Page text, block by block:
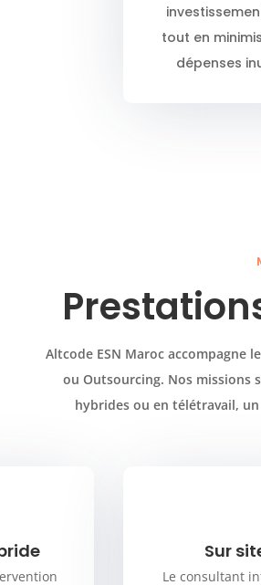
tout en
dépenses
Altcode ESN Maroc accompagne
ou Outsourcing. Nos missions
hybrides ou en télétravail,
Sur
Le consultant